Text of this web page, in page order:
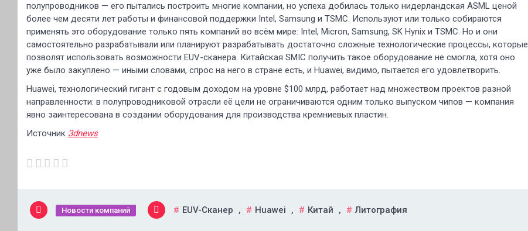
полупроводников — его пытались построить многие компании, но успеха добилась только нидерландская ASML ценой
более чем десяти лет работы и финансовой поддержки Intel, Samsung и TSMC. Используют или только собираются
применять это оборудование только пять компаний во всём мире: Intel, Micron, Samsung, SK Hynix и TSMC. Но и они
самостоятельно разрабатывали или планируют разрабатывать достаточно сложные технологические процессы, которые
позволят использовать возможности EUV-сканера. Китайская SMIC получить такое оборудование не смогла, хотя оно
уже было закуплено — иными словами, спрос на него в стране есть, и Huawei, видимо, пытается его удовлетворить.
Huawei, технологический гигант с годовым доходом на уровне $100 млрд, работает над множеством проектов разной
направленности: в полупроводниковой отрасли её цели не ограничиваются одним только выпуском чипов — компания
явно заинтересована в создании оборудования для производства кремниевых пластин.
Источник 3dnews
Новости компаний EUV-Сканер , Huawei , Китай , Литография